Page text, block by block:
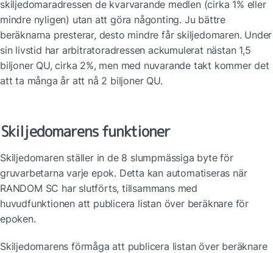
skiljedomaradressen de kvarvarande medlen (cirka 1% eller
mindre nyligen) utan att göra någonting. Ju bättre
beräknarna presterar, desto mindre får skiljedomaren. Under
sin livstid har arbitratoradressen ackumulerat nästan 1,5
biljoner QU, cirka 2%, men med nuvarande takt kommer det
att ta många år att nå 2 biljoner QU.
Skiljedomarens funktioner
Skiljedomaren ställer in de 8 slumpmässiga byte för
gruvarbetarna varje epok. Detta kan automatiseras när
RANDOM SC har slutförts, tillsammans med
huvudfunktionen att publicera listan över beräknare för
epoken.
Skiljedomarens förmåga att publicera listan över beräknare